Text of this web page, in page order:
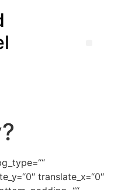
translate_x=“0″